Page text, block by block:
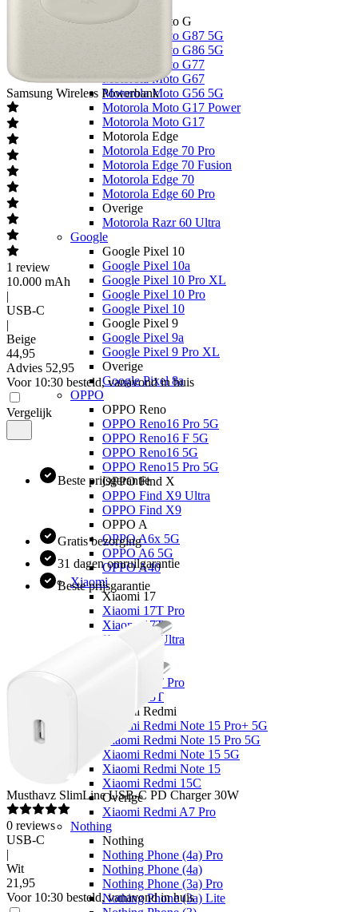
Motorola Moto G
Motorola Moto G87 5G
Motorola Moto G86 5G
Motorola Moto G77
Motorola Moto G67
Motorola Moto G56 5G
Motorola Moto G17 Power
Motorola Moto G17
Motorola Edge
Motorola Edge 70 Pro
Motorola Edge 70 Fusion
Motorola Edge 70
Motorola Edge 60 Pro
Overige
Motorola Razr 60 Ultra
Google
Google Pixel 10
Google Pixel 10a
Google Pixel 10 Pro XL
Google Pixel 10 Pro
Google Pixel 10
Google Pixel 9
Google Pixel 9a
Google Pixel 9 Pro XL
Overige
Google Pixel 8a
OPPO
OPPO Reno
OPPO Reno16 Pro 5G
OPPO Reno16 F 5G
OPPO Reno16 5G
OPPO Reno15 Pro 5G
OPPO Find X
OPPO Find X9 Ultra
OPPO Find X9
OPPO A
OPPO A6x 5G
OPPO A6 5G
OPPO A40
Xiaomi
Xiaomi 17
Xiaomi 17T Pro
Xiaomi 17T
Xiaomi 17 Ultra
Xiaomi 15T Pro
Xiaomi 15T
Xiaomi Redmi
Xiaomi Redmi Note 15 Pro+ 5G
Xiaomi Redmi Note 15 Pro 5G
Xiaomi Redmi Note 15 5G
Xiaomi Redmi Note 15
Xiaomi Redmi 15C
Overige
Xiaomi Redmi A7 Pro
Nothing
Nothing
Nothing Phone (4a) Pro
Nothing Phone (4a)
Nothing Phone (3a) Pro
Nothing Phone (3a) Lite
Samsung Wireless Powerbank
1 review
10.000 mAh
|
USB-C
|
Beige
44,95
Advies 52,95
Voor 10:30 besteld, vanavond in huis
Vergelijk
Beste prijsgarantie
Gratis bezorging
31 dagen omruilgarantie
Beste prijsgarantie
Musthavz SlimLine USB-C PD Charger 30W
0 reviews
USB-C
|
Wit
21 ,95
Voor 10:30 besteld, vanavond in huis